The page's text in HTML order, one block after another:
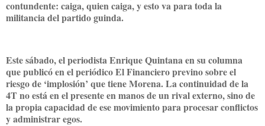
contundente: caiga, quien caiga, y esto va para toda la
militancia del partido guinda.
Este sábado, el periodista Enrique Quintana en su columna
que publicó en el periódico El Financiero previno sobre el
riesgo de ‘implosión’ que tiene Morena. La continuidad de la
4T no está en el presente en manos de un rival externo, sino de
la propia capacidad de ese movimiento para procesar conflictos
y administrar egos.